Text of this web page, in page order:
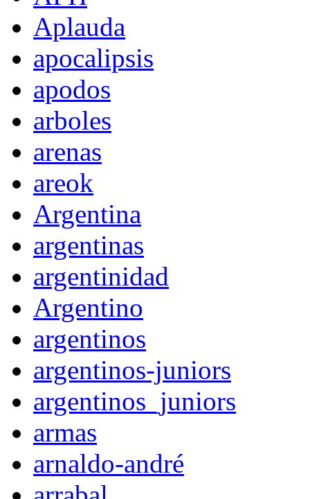
Aplauda
apocalipsis
apodos
arboles
arenas
areok
Argentina
argentinas
argentinidad
Argentino
argentinos
argentinos-juniors
argentinos_juniors
armas
arnaldo-andré